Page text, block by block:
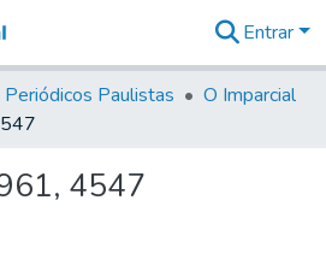
&
Coleções
Tudo na
Digital
Entrar
Periódicos Paulistas
O Imparcial
4547